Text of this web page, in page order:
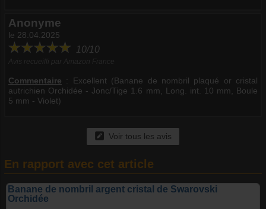
Anonyme
le 28.04.2025
10/10
Commentaire : Excellent (Banane de nombril plaqué or cristal
autrichien Orchidée - Jonc/Tige 1.6 mm, Long. int. 10 mm, Boule
5 mm - Violet)
Voir tous les avis
En rapport avec cet article
Banane de nombril argent cristal de Swarovski
Orchidée